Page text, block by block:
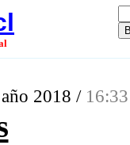
2018 /